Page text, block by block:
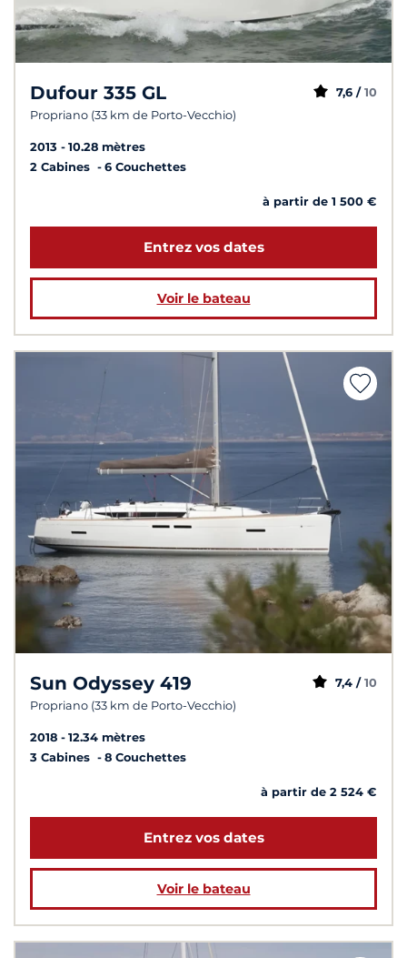
Dufour 335 GL
Propriano (33 km de Porto-Vecchio)
7,6 / 10
2013
10.28 mètres
2 Cabines
6 Couchettes
à partir de 1 500 €
Entrez vos dates
Voir le bateau
Sun Odyssey 419
Propriano (33 km de Porto-Vecchio)
7,4 / 10
2018
12.34 mètres
3 Cabines
8 Couchettes
à partir de 2 524 €
Entrez vos dates
Voir le bateau